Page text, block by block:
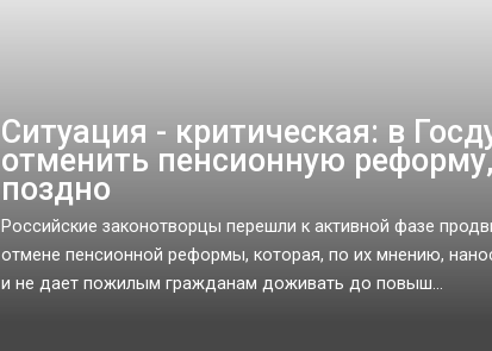
Ситуация - критическая: в
отменить пенсионную
поздно
Российские законотворцы перешли к активной фазе
отмене пенсионной реформы, которая, по их мнению,
и не дает пожилым гражданам доживать до повыш...